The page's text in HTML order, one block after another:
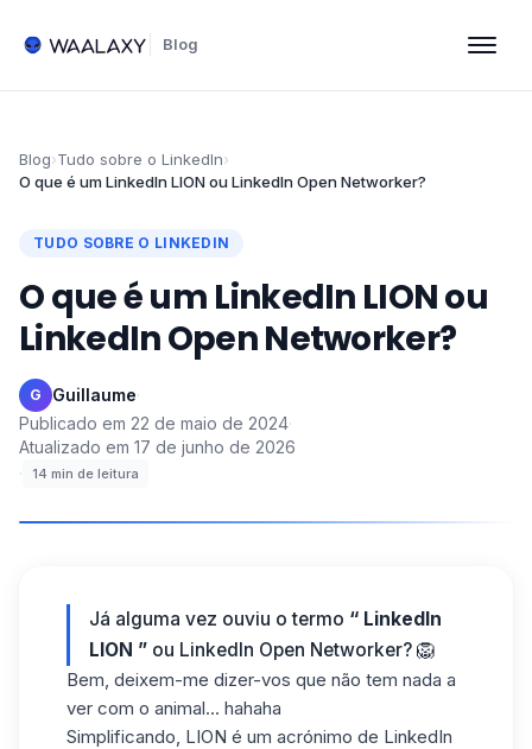
Blog
Blog›Tudo sobre o LinkedIn›
O que é um LinkedIn LION ou LinkedIn Open Networker?
TUDO SOBRE O LINKEDIN
O que é um LinkedIn LION ou
LinkedIn Open Networker?
G Guillaume·
Publicado em 22 de maio de 2024·
Atualizado em 17 de junho de 2026
·
14 min de leitura
Já alguma vez ouviu o termo “ LinkedIn
LION ” ou LinkedIn Open Networker? 🦁
Bem, deixem-me dizer-vos que não tem nada a
ver com o animal... hahaha
Simplificando, LION é um acrónimo de LinkedIn